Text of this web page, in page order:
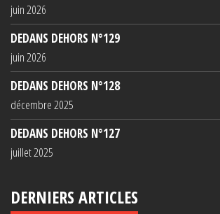
juin 2026
DEDANS DEHORS N°129
juin 2026
DEDANS DEHORS N°128
décembre 2025
DEDANS DEHORS N°127
juillet 2025
DERNIERS ARTICLES